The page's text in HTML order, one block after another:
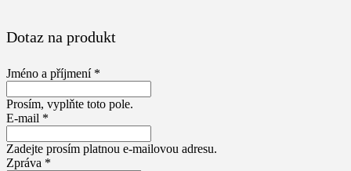
Dotaz na produkt
Jméno a příjmení *
Prosím, vyplňte toto pole.
E-mail *
Zadejte prosím platnou e-mailovou adresu.
Zpráva *